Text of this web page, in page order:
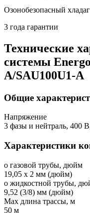
Озонобезопасный
3 года гарантии
Технические
системы
A/SAU100U1-A
Общие
Напряжение
3 фазы и нейтраль, 400
Характеристики
o газовой трубы, дюйм
19,05 x 2 мм (дюйм)
o жидкостной трубы,
9,52 (3/8) мм (дюйм)
Мах длина трассы, м
50 м